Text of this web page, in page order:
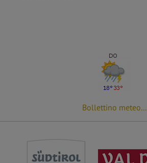
Bollettino meteo...